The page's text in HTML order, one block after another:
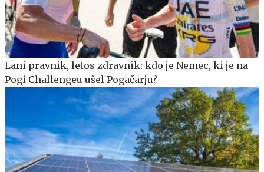
Lani pravnik, letos zdravnik: kdo je Nemec, ki je na
Pogi Challengeu ušel Pogačarju?